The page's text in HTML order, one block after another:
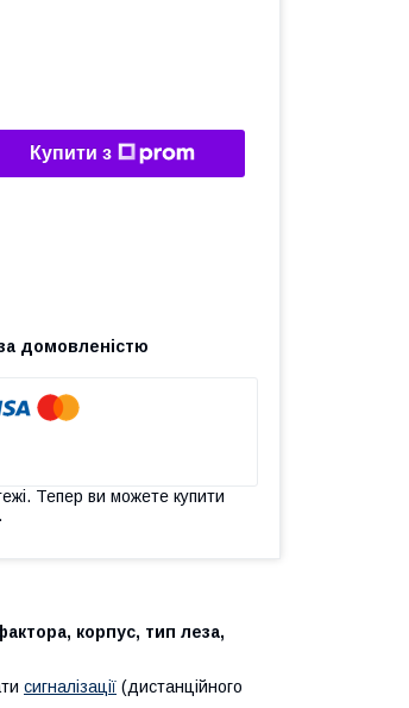
Купити з
домовленістю
Тепер ви можете купити
корпус, тип леза,
сигналізації (дистанційного